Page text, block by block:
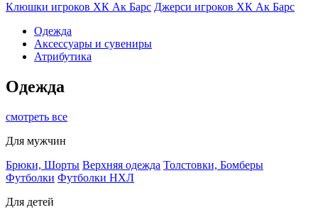
Клюшки игроков ХК Ак Барс Джерси игроков ХК Ак Барс
Одежда
Аксессуары и сувениры
Атрибутика
Одежда
смотреть все
Для мужчин
Брюки, Шорты Верхняя одежда Толстовки, Бомберы
Футболки Футболки НХЛ
Для детей